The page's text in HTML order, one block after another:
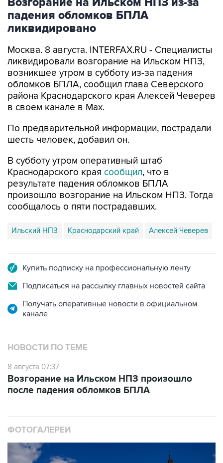
падения обломков БПЛА
ликвидировано
Москва. 8 августа. INTERFAX.RU - Специалисты
ликвидировали возгорание на Ильском НПЗ,
возникшее утром в субботу из-за падения
обломков БПЛА, сообщил глава Северского
района Краснодарского края Алексей Чеверев
в своем канале в Max.
По предварительной информации, пострадали
шесть человек, добавил он.
В субботу утром оперативный штаб
Краснодарского края сообщил, что в
результате падения обломков БПЛА
произошло возгорание на Ильском НПЗ. Тогда
сообщалось о пяти пострадавших.
Ильский НПЗ Краснодарский край Алексей Чеверев
Купить подписку на профессиональную ленту
Подписаться на рассылку главных новостей сайта
Получать оперативные новости в официальном
канале
НОВОСТИ ПО ТЕМЕ
8 августа 07:37
Возгорание на Ильском НПЗ произошло
после падения обломков БПЛА
ФОТОГАЛЕРЕИ